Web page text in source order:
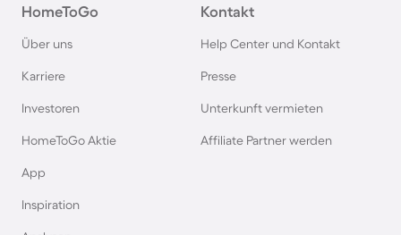
HomeToGo
Über uns
Karriere
Investoren
HomeToGo Aktie
App
Inspiration
Kontakt
Help Center und Kontakt
Presse
Unterkunft vermieten
Affiliate Partner werden